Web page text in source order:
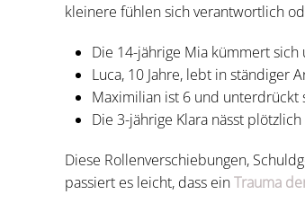
kleinere fühlen sich verantwortlich
Die 14-jährige Mia kümmert
Luca, 10 Jahre, lebt in ständiger
Maximilian ist 6 und unterdrückt
Die 3-jährige Klara nässt
Diese Rollenverschiebungen,
passiert es leicht, dass einTrauma